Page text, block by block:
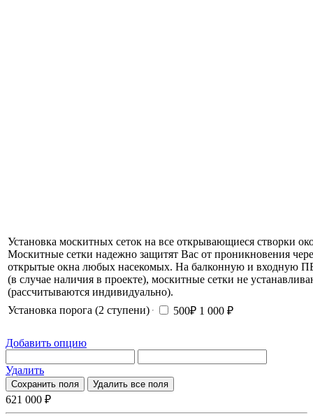
Установка москитных сеток на все открывающиеся створки
Москитные сетки надежно защитят Вас от проникновения
открытые окна любых насекомых. На балконную и входную
(в случае наличия в проекте), москитные сетки не
(рассчитываются индивидуально).
Установка порога (2 ступени)
500₽ 1 000 ₽
Добавить опцию
Удалить
Сохранить поля Удалить все поля
621 000 ₽